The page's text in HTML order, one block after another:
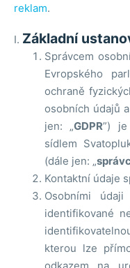
reklam.
Základní
Správcem
Evropského
ochraně
osobních údajů
jen: „GDPR”) je
sídlem
(dále jen: „
Kontaktní údaje
Osobními
identifikované
kterou lze